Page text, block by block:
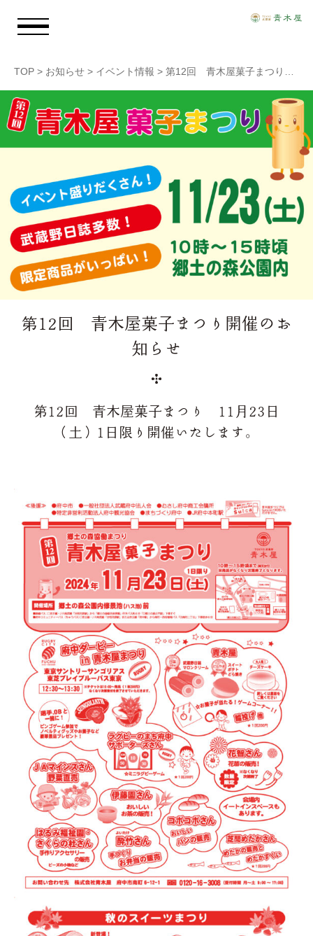
お知らせ
青木屋のおもい
店舗情報
採用情報
TOP > お知らせ > イベント情報 > 第12回 青木屋菓子まつり開催のお知らせ
第12回 青木屋菓子まつり開催のお
知らせ
第12回 青木屋菓子まつり 11月23日
（土）1日限り開催いたします。